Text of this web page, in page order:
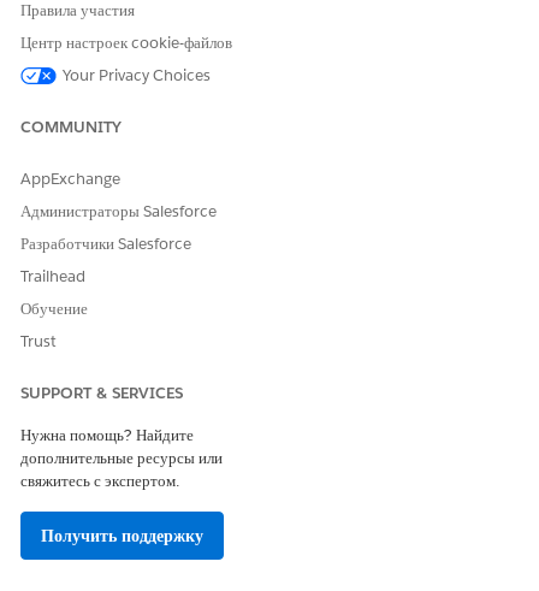
вывод из эксплуатации и замена, группа выездного
клиента.
ЭТА СТАТЬЯ РЕШИЛА ВАШУ ПРОБЛЕМУ?
Правила участия
Центр настроек cookie-файлов
Your Privacy Choices
COMMUNITY
AppExchange
Администраторы Salesforce
Разработчики Salesforce
Trailhead
Обучение
Trust
SUPPORT & SERVICES
Нужна помощь? Найдите
дополнительные ресурсы или
свяжитесь с экспертом.
Получить поддержку